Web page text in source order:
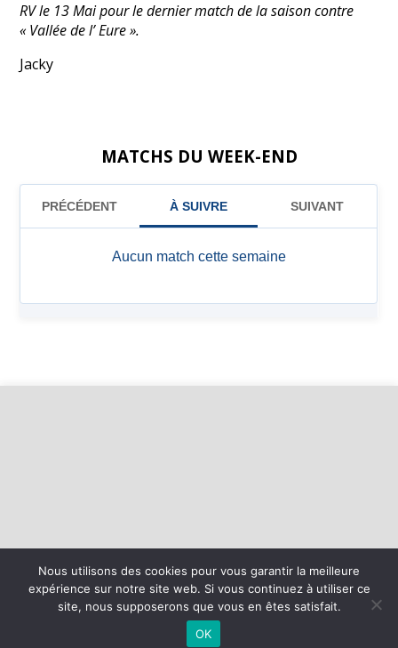
RV le 13 Mai pour le dernier match de la saison contre
« Vallée de l’ Eure ».
Jacky
MATCHS DU WEEK-END
2026 - Basket Mesnil Franqueville Boos | Site internet réalisé par
Nous utilisons des cookies pour vous garantir la meilleure
expérience sur notre site web. Si vous continuez à utiliser ce
site, nous supposerons que vous en êtes satisfait.
OK